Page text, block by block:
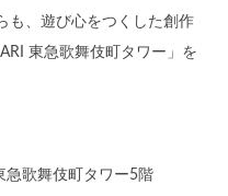
も、遊び心をつくした創作
東急歌舞伎町タワー」を
急歌舞伎町タワー5階